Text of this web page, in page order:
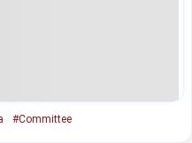
#Committee